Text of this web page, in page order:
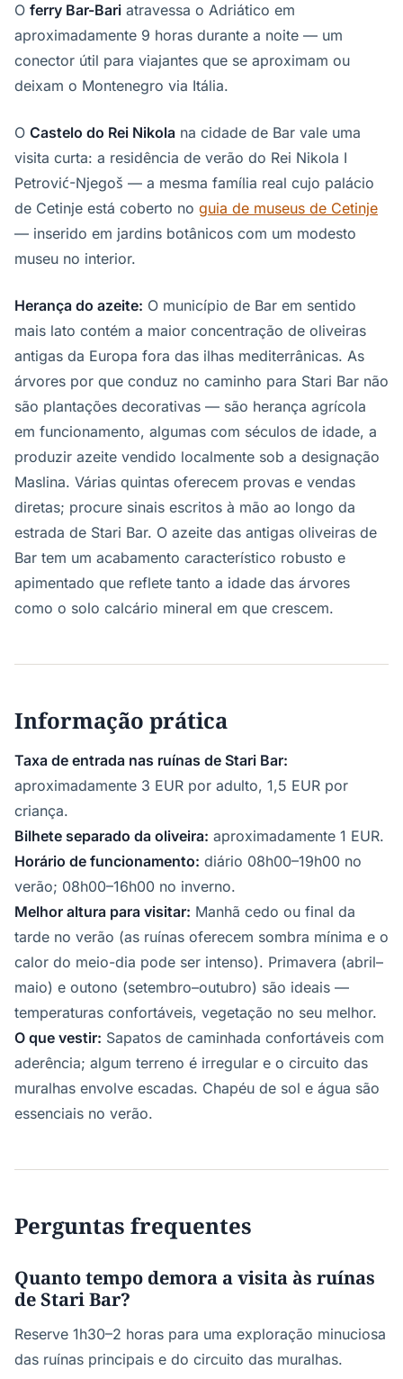
O ferry Bar-Bari atravessa o Adriático em
aproximadamente 9 horas durante a noite — um
conector útil para viajantes que se aproximam ou
deixam o Montenegro via Itália.
O Castelo do Rei Nikola na cidade de Bar vale uma
visita curta: a residência de verão do Rei Nikola I
Petrović-Njegoš — a mesma família real cujo palácio
de Cetinje está coberto no guia de museus de Cetinje
— inserido em jardins botânicos com um modesto
museu no interior.
Herança do azeite: O município de Bar em sentido
mais lato contém a maior concentração de oliveiras
antigas da Europa fora das ilhas mediterrânicas. As
árvores por que conduz no caminho para Stari Bar não
são plantações decorativas — são herança agrícola
em funcionamento, algumas com séculos de idade, a
produzir azeite vendido localmente sob a designação
Maslina. Várias quintas oferecem provas e vendas
diretas; procure sinais escritos à mão ao longo da
estrada de Stari Bar. O azeite das antigas oliveiras de
Bar tem um acabamento característico robusto e
apimentado que reflete tanto a idade das árvores
como o solo calcário mineral em que crescem.
Informação prática
Taxa de entrada nas ruínas de Stari Bar:
aproximadamente 3 EUR por adulto, 1,5 EUR por
criança.
Bilhete separado da oliveira: aproximadamente 1 EUR.
Horário de funcionamento: diário 08h00–19h00 no
verão; 08h00–16h00 no inverno.
Melhor altura para visitar: Manhã cedo ou final da
tarde no verão (as ruínas oferecem sombra mínima e o
calor do meio-dia pode ser intenso). Primavera (abril–
maio) e outono (setembro–outubro) são ideais —
temperaturas confortáveis, vegetação no seu melhor.
O que vestir: Sapatos de caminhada confortáveis com
aderência; algum terreno é irregular e o circuito das
muralhas envolve escadas. Chapéu de sol e água são
essenciais no verão.
Perguntas frequentes
Quanto tempo demora a visita às ruínas
de Stari Bar?
Reserve 1h30–2 horas para uma exploração minuciosa
das ruínas principais e do circuito das muralhas.